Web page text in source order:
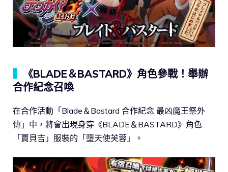
《BLADE＆BASTARD》角色參戰！舉辦
合作紀念召喚
在合作活動「Blade＆Bastard 合作紀念 最凶魔王祭外
傳」中，將會出現身穿《BLADE＆BASTARD》角色
「賈貝吉」服裝的「墮天使芙蓉」。